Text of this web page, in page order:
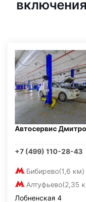
Автосервис
+7 (499) 110-28-43
Бибирево(1,6 км)
Алтуфьево(2,35
Лобненская 4